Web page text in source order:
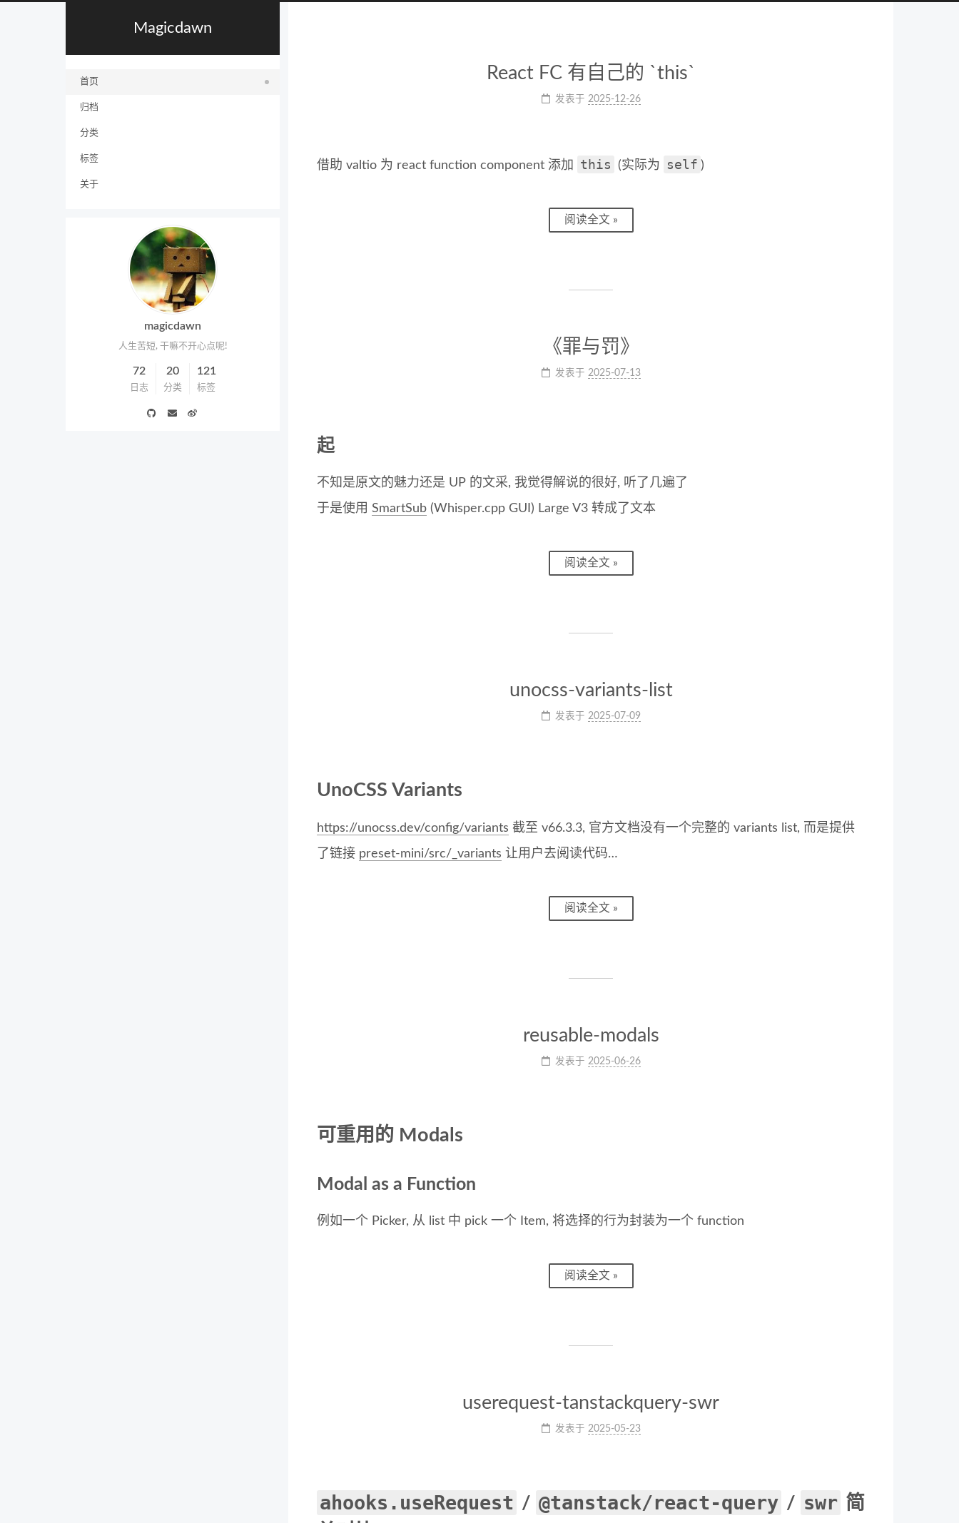
Magicdawn
首页
归档
分类
标签
关于
React FC 有自己的 `this`
发表于 2025-12-26
借助 valtio 为 react function component 添加 this (实际为 self )
阅读全文 »
《罪与罚》
发表于 2025-07-13
起
不知是原文的魅力还是 UP 的文采, 我觉得解说的很好, 听了几遍了
于是使用 SmartSub (Whisper.cpp GUI) Large V3 转成了文本
阅读全文 »
unocss-variants-list
发表于 2025-07-09
UnoCSS Variants
https://unocss.dev/config/variants 截至 v66.3.3, 官方文档没有一个完整的 variants list, 而是提供
了链接 preset-mini/src/_variants 让用户去阅读代码…
阅读全文 »
reusable-modals
发表于 2025-06-26
可重用的 Modals
Modal as a Function
例如一个 Picker, 从 list 中 pick 一个 Item, 将选择的行为封装为一个 function
阅读全文 »
userequest-tanstackquery-swr
发表于 2025-05-23
ahooks.useRequest / @tanstack/react-query / swr 简
magicdawn
人生苦短, 干嘛不开心点呢!
72
日志
20
分类
121
标签